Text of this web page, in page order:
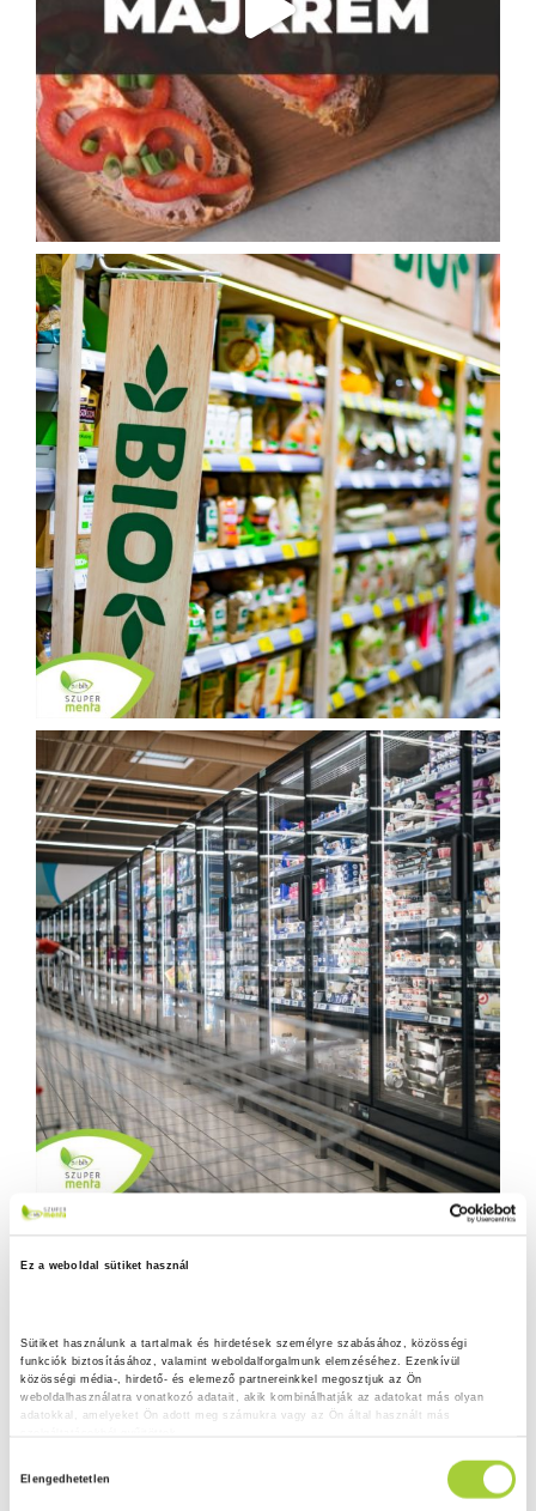
Ez a weboldal sütiket használ
Sütiket használunk a tartalmak és hirdetések személyre szabásához, közösségi
funkciók biztosításához, valamint weboldalforgalmunk elemzéséhez. Ezenkívül
közösségi média-, hirdető- és elemező partnereinkkel megosztjuk az Ön
weboldalhasználatra vonatkozó adatait, akik kombinálhatják az adatokat más olyan
adatokkal, amelyeket Ön adott meg számukra vagy az Ön által használt más
Elengedhetetlen